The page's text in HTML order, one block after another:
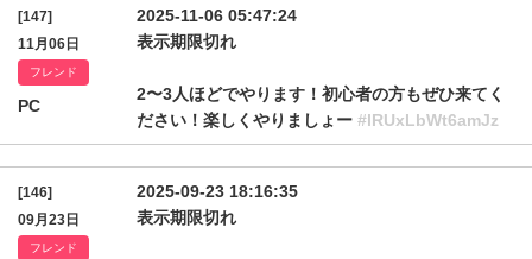
[147]
11月06日
フレンド
PC
2025-11-06 05:47:24
表示期限切れ
2〜3人ほどでやります！初心者の方もぜひ来てく
ださい！楽しくやりましょー #lRUxLbWt6amJz
[146]
09月23日
フレンド
2025-09-23 18:16:35
表示期限切れ